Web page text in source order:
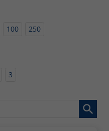
100 250
3